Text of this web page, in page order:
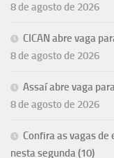
8 de agosto de 2026
CICAN abre vaga
8 de agosto de 2026
Assaí abre vaga
8 de agosto de 2026
Confira as vagas
nesta segunda (10)